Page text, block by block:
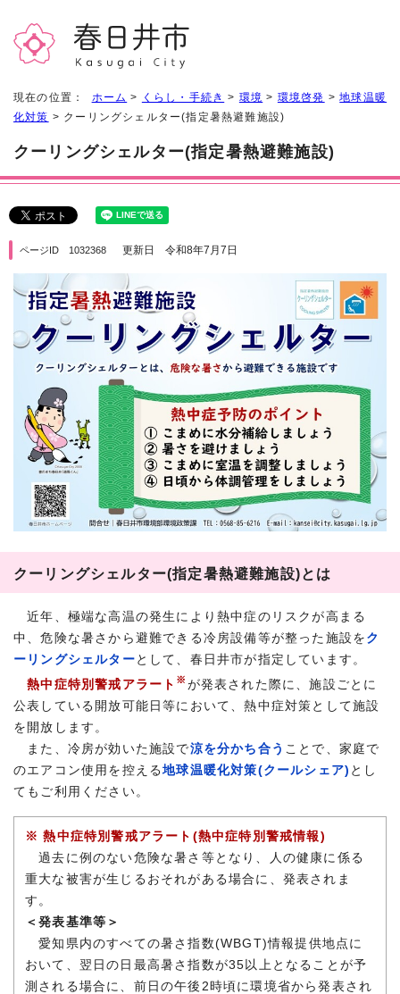
現在の位置： ホーム > くらし・手続き > 環境 > 環境啓発 >地球温暖
化対策 > クーリングシェルター(指定暑熱避難施設)
クーリングシェルター(指定暑熱避難施設)
ページID 1032368 更新日 令和8年7月7日
クーリングシェルター(指定暑熱避難施設)とは
近年、極端な高温の発生により熱中症のリスクが高まる
中、危険な暑さから避難できる冷房設備等が整った施設を ク
ーリングシェルター として、春日井市が指定しています。
熱中症特別警戒アラート ※ が発表された際に、施設ごとに
公表している開放可能日等において、熱中症対策として施設
を開放します。
また、冷房が効いた施設で涼を分かち合う ことで、家庭で
のエアコン使用を控える地球温暖化対策(クールシェア) とし
てもご利用ください。
※ 熱中症特別警戒アラート(熱中症特別警戒情報)
過去に例のない危険な暑さ等となり、人の健康に係る
重大な被害が生じるおそれがある場合に、発表されま
す。
＜発表基準等＞
愛知県内のすべての暑さ指数(WBGT)情報提供地点に
おいて、翌日の日最高暑さ指数が35以上となることが予
測される場合に、前日の午後2時頃に環境省から発表され